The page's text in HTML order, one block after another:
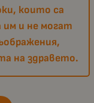
които са
им и не могат
на здравето.